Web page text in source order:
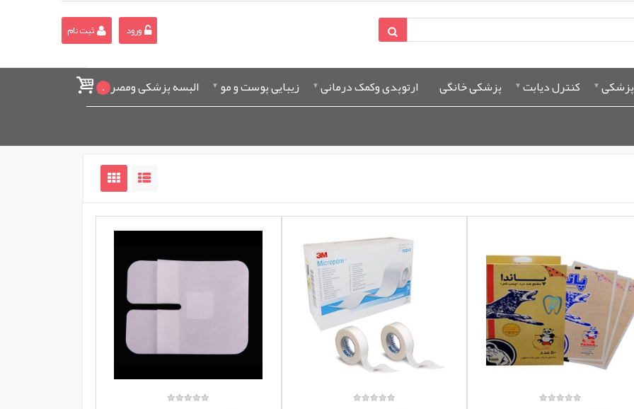
ورود ثبت نام
کنترل دیابت پزشکی خانگی ارتوپدی وکمک درمانی زیبایی پوست و مو البسه پزشکی ومصرفی
0